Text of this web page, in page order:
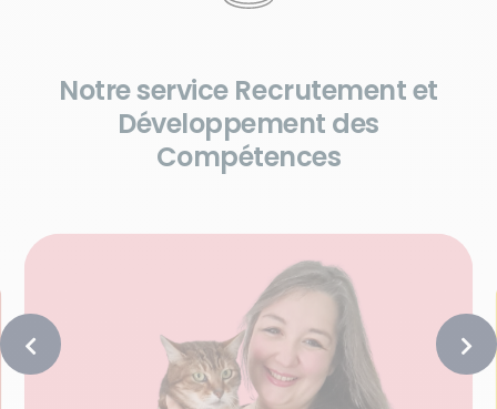
Notre service Recrutement et
Développement des
Compétences